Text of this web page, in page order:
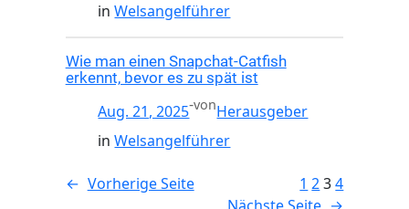
inWelsangelführer
Wie man einen Snapchat-Catfish
erkennt, bevor es zu spät ist
Aug. 21, 2025-vonHerausgeber
inWelsangelführer
← Vorherige Seite 1 234
Nächste Seite →